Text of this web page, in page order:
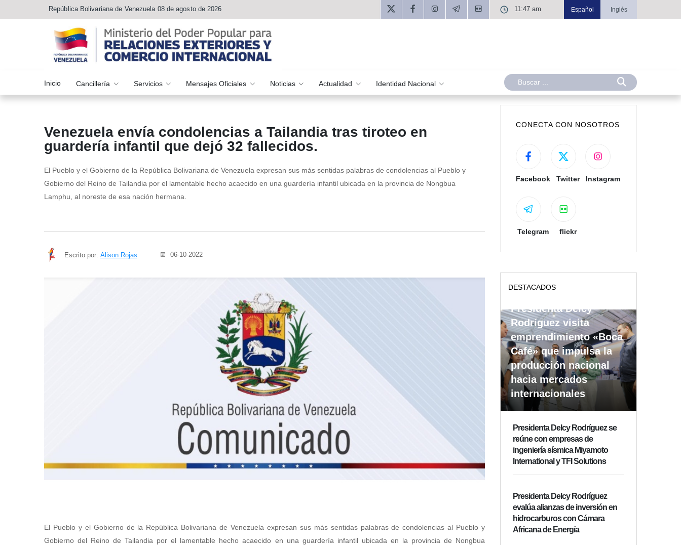
República Bolivariana de Venezuela 08 de agosto de 2026 11:47 am Español Inglés
Inicio Cancillería Servicios Mensajes Oficiales Noticias Actualidad Identidad Nacional
Venezuela envía condolencias a Tailandia tras tiroteo en
guardería infantil que dejó 32 fallecidos.
El Pueblo y el Gobierno de la República Bolivariana de Venezuela expresan sus más sentidas palabras de condolencias al Pueblo y
Gobierno del Reino de Tailandia por el lamentable hecho acaecido en una guardería infantil ubicada en la provincia de Nongbua
Lamphu, al noreste de esa nación hermana.
Escrito por: Alison Rojas 06-10-2022
El Pueblo y el Gobierno de la República Bolivariana de Venezuela expresan sus más sentidas palabras de condolencias al Pueblo y
Gobierno del Reino de Tailandia por el lamentable hecho acaecido en una guardería infantil ubicada en la provincia de Nongbua
CONECTA CON NOSOTROS
Facebook Twitter Instagram
Telegram flickr
DESTACADOS
Presidenta Delcy
Rodríguez visita
emprendimiento «Boca
Café» que impulsa la
producción nacional
hacia mercados
internacionales
Presidenta Delcy Rodríguez se
reúne con empresas de
ingeniería sísmica Miyamoto
International y TFI Solutions
Presidenta Delcy Rodríguez
evalúa alianzas de inversión en
hidrocarburos con Cámara
Africana de Energía